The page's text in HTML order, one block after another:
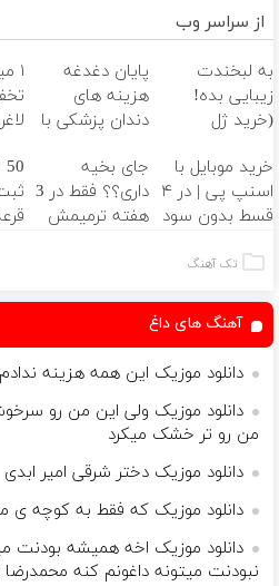
از سراسر وب
به لبخندت
زیبایی بده!
(خرید ژل
دندان
با40%تخفیف)
پایان دغدغه
هزینه های
دندان پزشکی با
کننده خانگی
۱
خرید موبایل با
اسنپ پی | در ۴
قسط بدون سود
جای بخیه
داری؟؟ فقط در 3
هفته ترمیمش
تک آهنگ
آهنگ های داغ
دانلود موزیک این همه هزینه
دانلود موزیک ولی این من رو
من رو تر خشک میکرد
دانلود موزیک دختر شرقی امیر ابدی
دانلود موزیک که فقط به کوچه ی
دانلود موزیک اخه همیشه بودنت
نبودنت میتونه داغونم کنه محمدرضا